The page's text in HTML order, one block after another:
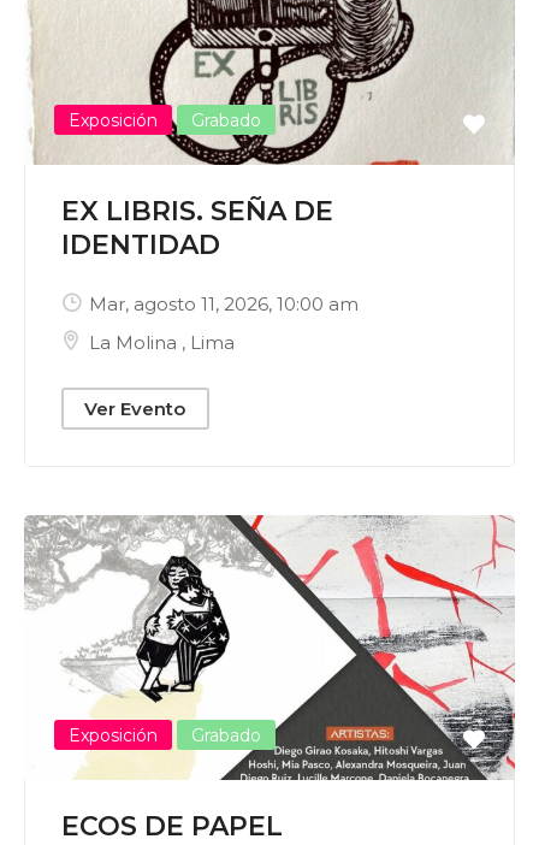
Exposición Grabado
EX LIBRIS. SEÑA DE
IDENTIDAD
Mar, agosto 11, 2026, 10:00 am
La Molina , Lima
Ver Evento
Exposición Grabado
ECOS DE PAPEL